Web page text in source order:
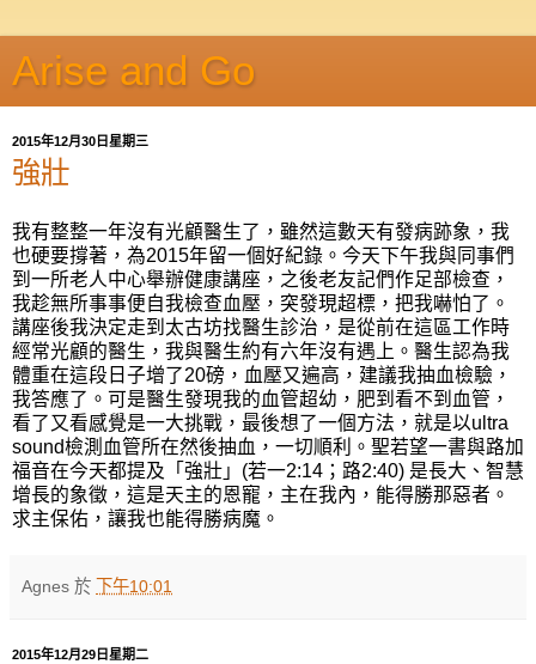
Arise and Go
2015年12月30日星期三
強壯
我有整整一年沒有光顧醫生了，雖然這數天有發病跡象，我
也硬要撐著，為2015年留一個好紀錄。今天下午我與同事們
到一所老人中心舉辦健康講座，之後老友記們作足部檢查，
我趁無所事事便自我檢查血壓，突發現超標，把我嚇怕了。
講座後我決定走到太古坊找醫生診治，是從前在這區工作時
經常光顧的醫生，我與醫生約有六年沒有遇上。醫生認為我
體重在這段日子增了20磅，血壓又遍高，建議我抽血檢驗，
我答應了。可是醫生發現我的血管超幼，肥到看不到血管，
看了又看感覺是一大挑戰，最後想了一個方法，就是以ultra
sound檢測血管所在然後抽血，一切順利。聖若望一書與路加
福音在今天都提及「強壯」 (若一2:14 ；路2:40) 是長大、智慧
增長的象徵，這是天主的恩寵，主在我內，能得勝那惡者。
求主保佑，讓我也能得勝病魔。
Agnes 於 下午10:01
2015年12月29日星期二